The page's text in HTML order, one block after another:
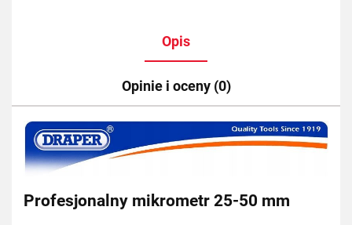
Opis
Opinie i oceny (0)
Profesjonalny mikrometr 25-50 mm